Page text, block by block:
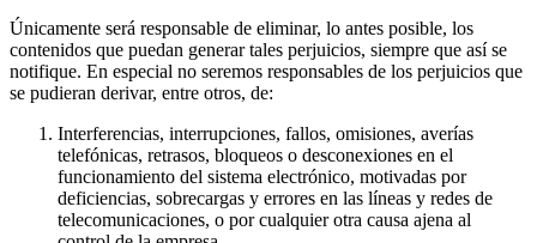
Únicamente será responsable de eliminar, lo antes posible, los
contenidos que puedan generar tales perjuicios, siempre que así se
notifique. En especial no seremos responsables de los perjuicios que
se pudieran derivar, entre otros, de:
Interferencias, interrupciones, fallos, omisiones, averías
telefónicas, retrasos, bloqueos o desconexiones en el
funcionamiento del sistema electrónico, motivadas por
deficiencias, sobrecargas y errores en las líneas y redes de
telecomunicaciones, o por cualquier otra causa ajena al